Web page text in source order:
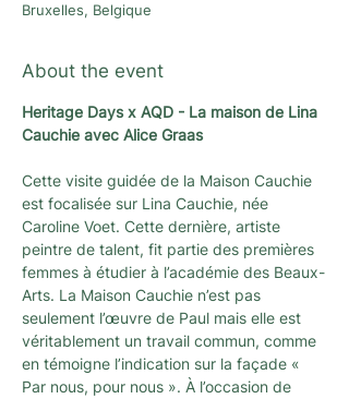
Bruxelles, Belgique
About the event
Heritage Days x AQD - La maison de Lina
Cauchie avec Alice Graas
Cette visite guidée de la Maison Cauchie
est focalisée sur Lina Cauchie, née
Caroline Voet. Cette dernière, artiste
peintre de talent, fit partie des premières
femmes à étudier à l’académie des Beaux-
Arts. La Maison Cauchie n’est pas
seulement l’œuvre de Paul mais elle est
véritablement un travail commun, comme
en témoigne l’indication sur la façade «
Par nous, pour nous ». À l’occasion de